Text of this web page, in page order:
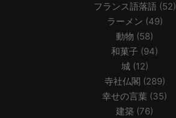
フランス語落語 (52)
ラーメン (49)
動物 (58)
和菓子 (94)
城(12)
寺社仏閣 (289)
幸せの言葉 (35)
建築 (76)